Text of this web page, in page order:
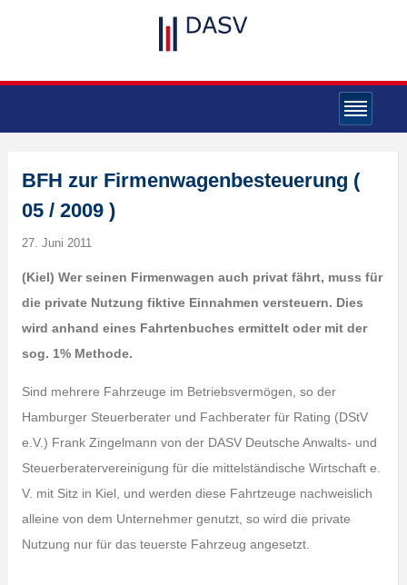
BFH zur Firmenwagenbesteuerung (
05 / 2009 )
27. Juni 2011
(Kiel) Wer seinen Firmenwagen auch privat fährt, muss für
die private Nutzung fiktive Einnahmen versteuern. Dies
wird anhand eines Fahrtenbuches ermittelt oder mit der
sog. 1% Methode.
Sind mehrere Fahrzeuge im Betriebsvermögen, so der
Hamburger Steuerberater und Fachberater für Rating (DStV
e.V.) Frank Zingelmann von der DASV Deutsche Anwalts- und
Steuerberatervereinigung für die mittelständische Wirtschaft e.
V. mit Sitz in Kiel, und werden diese Fahrtzeuge nachweislich
alleine von dem Unternehmer genutzt, so wird die private
Nutzung nur für das teuerste Fahrzeug angesetzt.